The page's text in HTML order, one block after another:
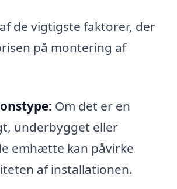
de vigtigste faktorer, der
på montering af
Om det er en
underbygget eller
emhætte kan påvirke
af installationen.